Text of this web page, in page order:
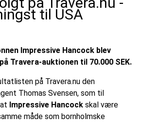
til USA
Impressive Hancock blev
Travera-auktionen til 70.000 SEK.
på Travera.nu den
Thomas Svensen, som til
Impressive Hancock skal være
måde som bornholmske